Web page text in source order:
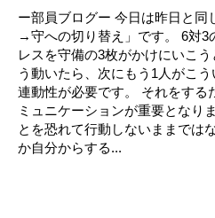
ー部員ブログー 今日は昨日と同
→守への切り替え」です。 6対3
レスを守備の3枚がかけにいこ
う動いたら、次にもう1人がこ
連動性が必要です。 それをする
ミュニケーションが重要となり
とを恐れて行動しないままでは
か自分からする...